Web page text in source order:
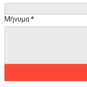
Μήνυμα*